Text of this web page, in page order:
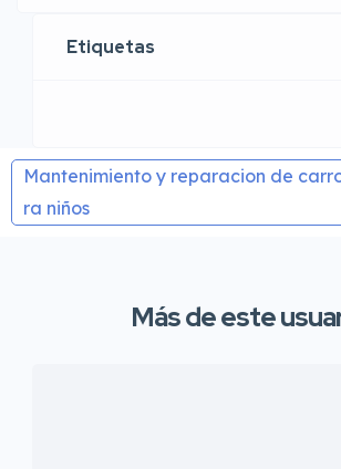
Etiquetas
Mantenimiento y reparacion de
ra niños
Más de este